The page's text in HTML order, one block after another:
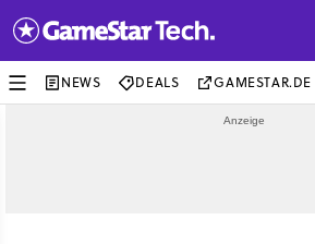
NEWS DEALS GAMESTAR.DE